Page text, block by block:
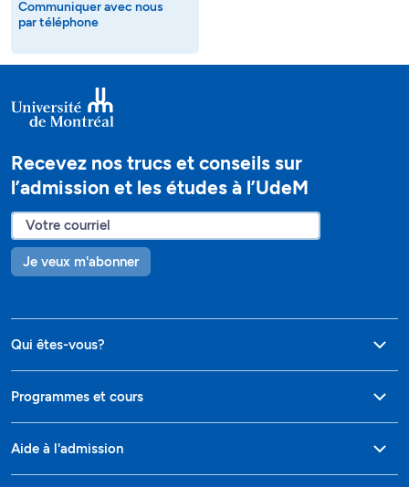
Communiquer avec nous
par téléphone
Recevez nos trucs et conseils sur
l’admission et les études à l’UdeM
Je veux m'abonner
Qui êtes-vous?
Programmes et cours
Aide à l'admission